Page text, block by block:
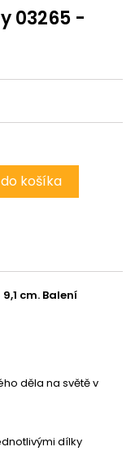
03265 -
košíka
cm. Balení
děla na světě v
dílky